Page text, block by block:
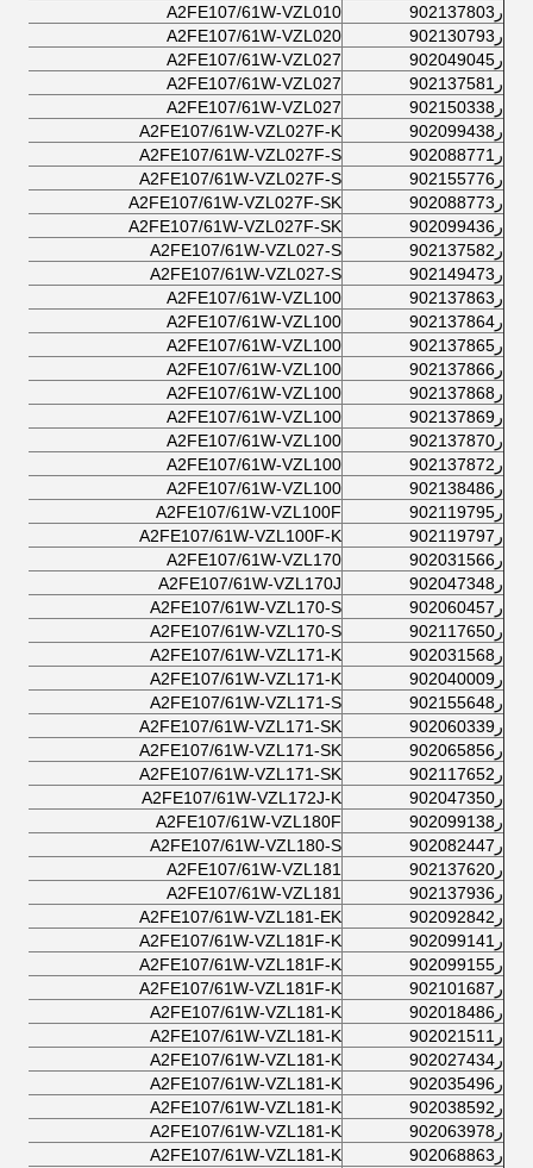
ر902137803
A2FE107/61W-VZL010
ر902130793
A2FE107/61W-VZL020
ر902049045
A2FE107/61W-VZL027
ر902137581
A2FE107/61W-VZL027
ر902150338
A2FE107/61W-VZL027
ر902099438
A2FE107/61W-VZL027F-K
ر902088771
A2FE107/61W-VZL027F-S
ر902155776
A2FE107/61W-VZL027F-S
ر902088773
A2FE107/61W-VZL027F-SK
ر902099436
A2FE107/61W-VZL027F-SK
ر902137582
A2FE107/61W-VZL027-S
ر902149473
A2FE107/61W-VZL027-S
ر902137863
A2FE107/61W-VZL100
ر902137864
A2FE107/61W-VZL100
ر902137865
A2FE107/61W-VZL100
ر902137866
A2FE107/61W-VZL100
ر902137868
A2FE107/61W-VZL100
ر902137869
A2FE107/61W-VZL100
ر902137870
A2FE107/61W-VZL100
ر902137872
A2FE107/61W-VZL100
ر902138486
A2FE107/61W-VZL100
ر902119795
A2FE107/61W-VZL100F
ر902119797
A2FE107/61W-VZL100F-K
ر902031566
A2FE107/61W-VZL170
ر902047348
A2FE107/61W-VZL170J
ر902060457
A2FE107/61W-VZL170-S
ر902117650
A2FE107/61W-VZL170-S
ر902031568
A2FE107/61W-VZL171-K
ر902040009
A2FE107/61W-VZL171-K
ر902155648
A2FE107/61W-VZL171-S
ر902060339
A2FE107/61W-VZL171-SK
ر902065856
A2FE107/61W-VZL171-SK
ر902117652
A2FE107/61W-VZL171-SK
ر902047350
A2FE107/61W-VZL172J-K
ر902099138
A2FE107/61W-VZL180F
ر902082447
A2FE107/61W-VZL180-S
ر902137620
A2FE107/61W-VZL181
ر902137936
A2FE107/61W-VZL181
ر902092842
A2FE107/61W-VZL181-EK
ر902099141
A2FE107/61W-VZL181F-K
ر902099155
A2FE107/61W-VZL181F-K
ر902101687
A2FE107/61W-VZL181F-K
ر902018486
A2FE107/61W-VZL181-K
ر902021511
A2FE107/61W-VZL181-K
ر902027434
A2FE107/61W-VZL181-K
ر902035496
A2FE107/61W-VZL181-K
ر902038592
A2FE107/61W-VZL181-K
ر902063978
A2FE107/61W-VZL181-K
ر902068863
A2FE107/61W-VZL181-K